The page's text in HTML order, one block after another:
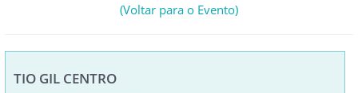
(Voltar para o Evento)
TIO GIL CENTRO